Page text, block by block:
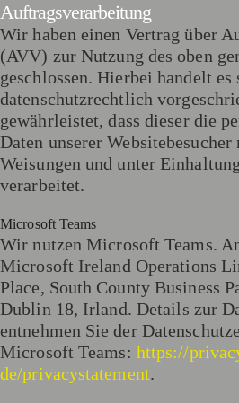
Auftragsverarbeitung
Wir haben einen Vertrag über
(AVV) zur Nutzung des oben
geschlossen. Hierbei handelt es
datenschutzrechtlich
gewährleistet, dass dieser die
Daten unserer Websitebesucher
Weisungen und unter
verarbeitet.
Microsoft Teams
Wir nutzen Microsoft Teams.
Microsoft Ireland Operations
Place, South County Business
Dublin 18, Irland. Details zur
entnehmen Sie der
Microsoft Teams: https://
de/privacystatement.